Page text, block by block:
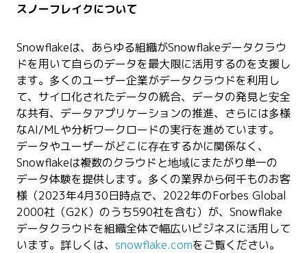
スノーフレイクについて
Snowflakeは、あらゆる組織がSnowflakeデータクラウ
ドを用いて自らのデータを最大限に活用するのを支援し
ます。多くのユーザー企業がデータクラウドを利用し
て、サイロ化されたデータの統合、データの発見と安全
な共有、データアプリケーションの推進、さらには多様
なAI/MLや分析ワークロードの実行を進めています。
データやユーザーがどこに存在するかに関係なく、
Snowflakeは複数のクラウドと地域にまたがり単一の
データ体験を提供します。多くの業界から何千ものお客
様（2023年4月30日時点で、2022年のForbes Global
2000社（G2K）のうち590社を含む）が、Snowflake
データクラウドを組織全体で幅広いビジネスに活用して
います。詳しくは、 snowflake.comをご覧ください。